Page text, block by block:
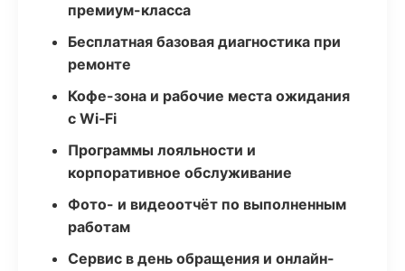
премиум-класса
Бесплатная базовая диагностика при
ремонте
Кофе-зона и рабочие места ожидания
с Wi‑Fi
Программы лояльности и
корпоративное обслуживание
Фото- и видеоотчёт по выполненным
работам
Сервис в день обращения и онлайн-